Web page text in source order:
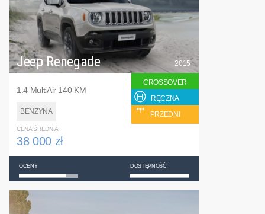
Jeep Renegade
1.4 MultiAir 140 KM
BENZYNA
2015
CROSSOVER
RĘCZNA
PRZEDNI
CENA ŚREDNIA
38 000 zł
OCENY DOSTĘPNOŚĆ